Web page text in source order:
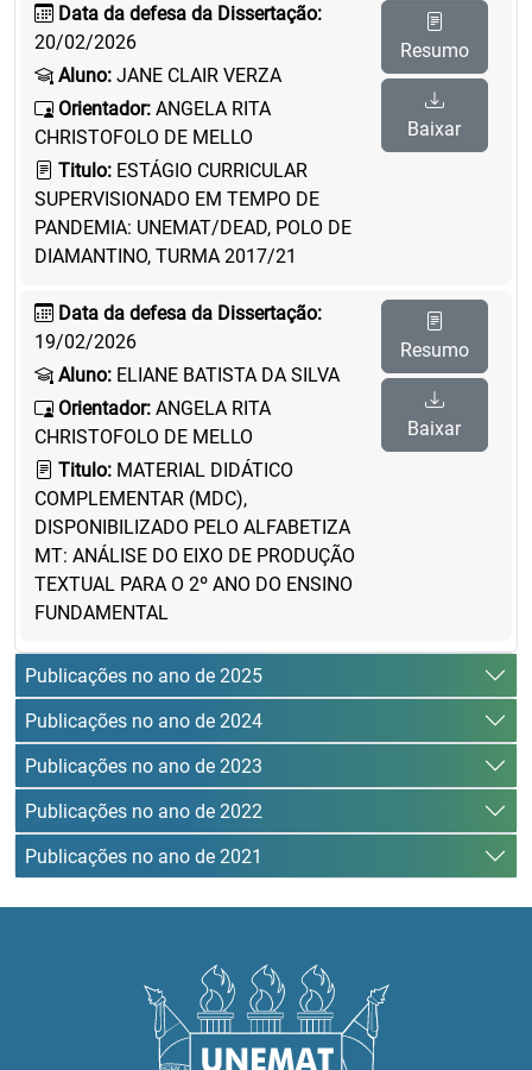
Data da defesa da Dissertação:
20/02/2026
Aluno: JANE CLAIR VERZA
Orientador: ANGELA RITA
CHRISTOFOLO DE MELLO
Titulo: ESTÁGIO CURRICULAR
SUPERVISIONADO EM TEMPO DE
PANDEMIA: UNEMAT/DEAD, POLO DE
DIAMANTINO, TURMA 2017/21
Resumo
Baixar
Data da defesa da Dissertação:
19/02/2026
Aluno: ELIANE BATISTA DA SILVA
Orientador: ANGELA RITA
CHRISTOFOLO DE MELLO
Titulo: MATERIAL DIDÁTICO
COMPLEMENTAR (MDC),
DISPONIBILIZADO PELO ALFABETIZA
MT: ANÁLISE DO EIXO DE PRODUÇÃO
TEXTUAL PARA O 2º ANO DO ENSINO
FUNDAMENTAL
Resumo
Baixar
Publicações no ano de 2025
Publicações no ano de 2024
Publicações no ano de 2023
Publicações no ano de 2022
Publicações no ano de 2021